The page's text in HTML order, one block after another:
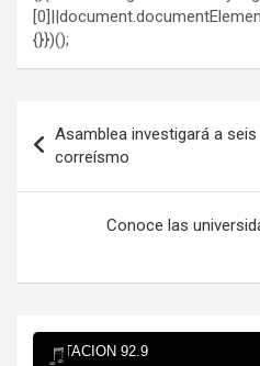
{}})();
de
entradas
Asamblea investigará a
correísmo
Conoce las